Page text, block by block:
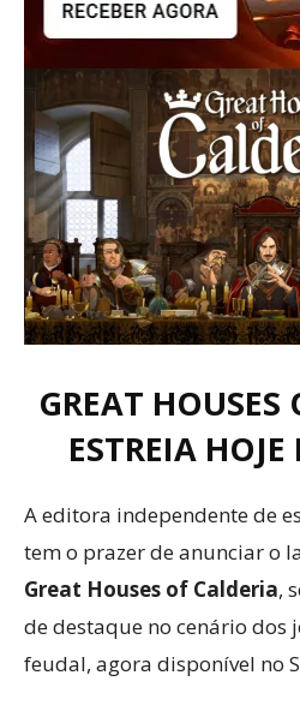
GREAT HOUSES
ESTREIA
A editora independente de
tem o prazer de anunciar o
Great Houses of Calderia,
de destaque no cenário dos
feudal, agora disponível no